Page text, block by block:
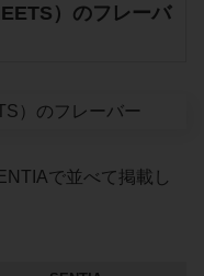
）のフレーバ
で並べて掲載し